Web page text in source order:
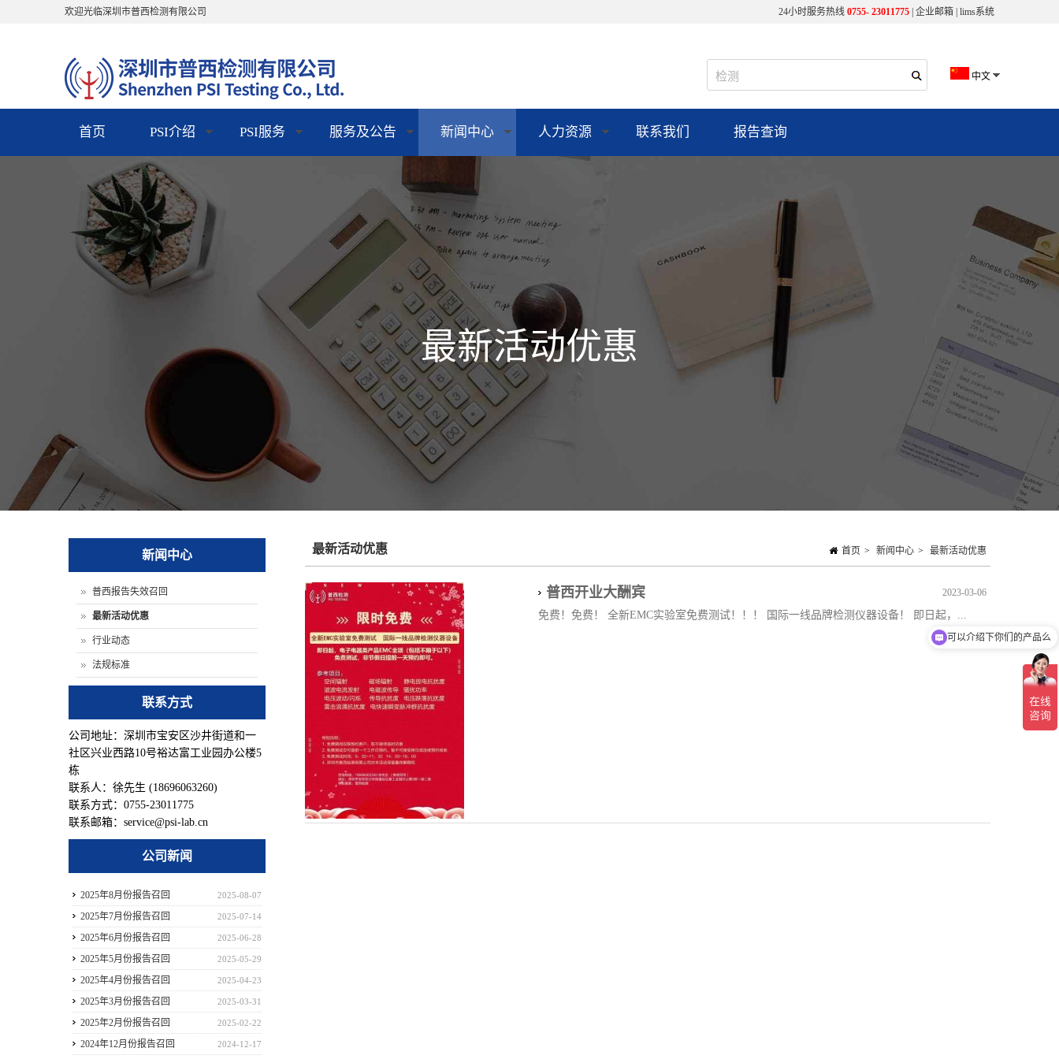
欢迎光临深圳市普西检测有限公司 24小时服务热线 0755- 23011775 企业邮箱 lims系统
中文
首页 PSI介绍 PSI服务 服务及公告 新闻中心 人力资源 联系我们 报告查询
最新活动优惠
首页 > 新闻中心 > 最新活动优惠
最新活动优惠
2023-03-06
普西开业大酬宾
免费！免费！ 全新EMC实验室免费测试！！！ 国际一线品牌检测仪器设备！ 即日起，...
新闻中心
普西报告失效召回
最新活动优惠
行业动态
法规标准
联系方式
公司地址：深圳市宝安区沙井街道和一
社区兴业西路10号裕达富工业园办公楼5
栋
联系人：徐先生 (18696063260)
联系方式：0755-23011775
联系邮箱：service@psi-lab.cn
公司新闻
2025-08-07
2025年8月份报告召回
2025-07-14
2025年7月份报告召回
2025-06-28
2025年6月份报告召回
2025-05-29
2025年5月份报告召回
2025-04-23
2025年4月份报告召回
2025-03-31
2025年3月份报告召回
2025-02-22
2025年2月份报告召回
2024-12-17
2024年12月份报告召回
可以介绍下你们的产品么